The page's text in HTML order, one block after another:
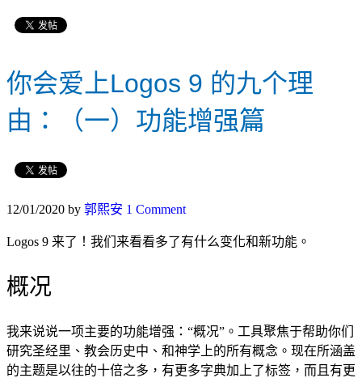
你会爱上Logos 9 的九个理
由：（一）功能增强篇
12/01/2020 by 郭熙安 1 Comment
Logos 9 来了！我们来看看多了有什么变化和新功能。
概况
我来说说一项主要的功能增强：“概况”。工具聚焦于帮助你们
研究圣经里、教会历史中、和神学上的所有概念。现在所涵盖
的主题是以往的十倍之多，有更多字典加上了标签，而且有更